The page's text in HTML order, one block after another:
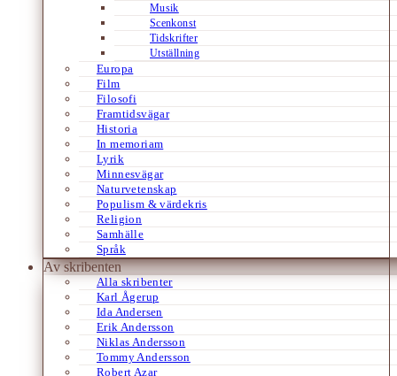
Musik
Scenkonst
Tidskrifter
Utställning
Europa
Film
Filosofi
Framtidsvägar
Historia
In memoriam
Lyrik
Minnesvägar
Naturvetenskap
Populism & värdekris
Religion
Samhälle
Språk
Av skribenten
Alla skribenter
Karl Ågerup
Ida Andersen
Erik Andersson
Niklas Andersson
Tommy Andersson
Robert Azar